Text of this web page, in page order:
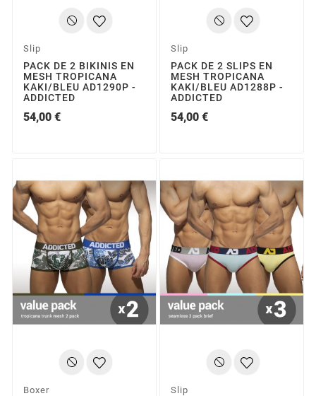
Slip
PACK DE 2 BIKINIS EN
MESH TROPICANA
KAKI/BLEU AD1290P -
ADDICTED
54,00 €
Slip
PACK DE 2 SLIPS EN
MESH TROPICANA
KAKI/BLEU AD1288P -
ADDICTED
54,00 €
Boxer Slip